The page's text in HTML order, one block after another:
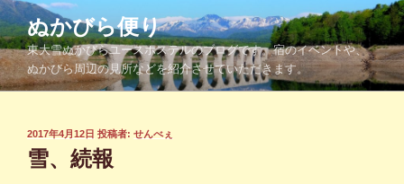
コ
ン
テ
ン
ツ
ぬかびら便り
東大雪ぬかびらユースホステルのブログです。宿のイベントや、
ぬかびら周辺の見所などを紹介させていただきます。
投
稿
日:
2017年4月12日 投稿者: せんべぇ
雪、続報